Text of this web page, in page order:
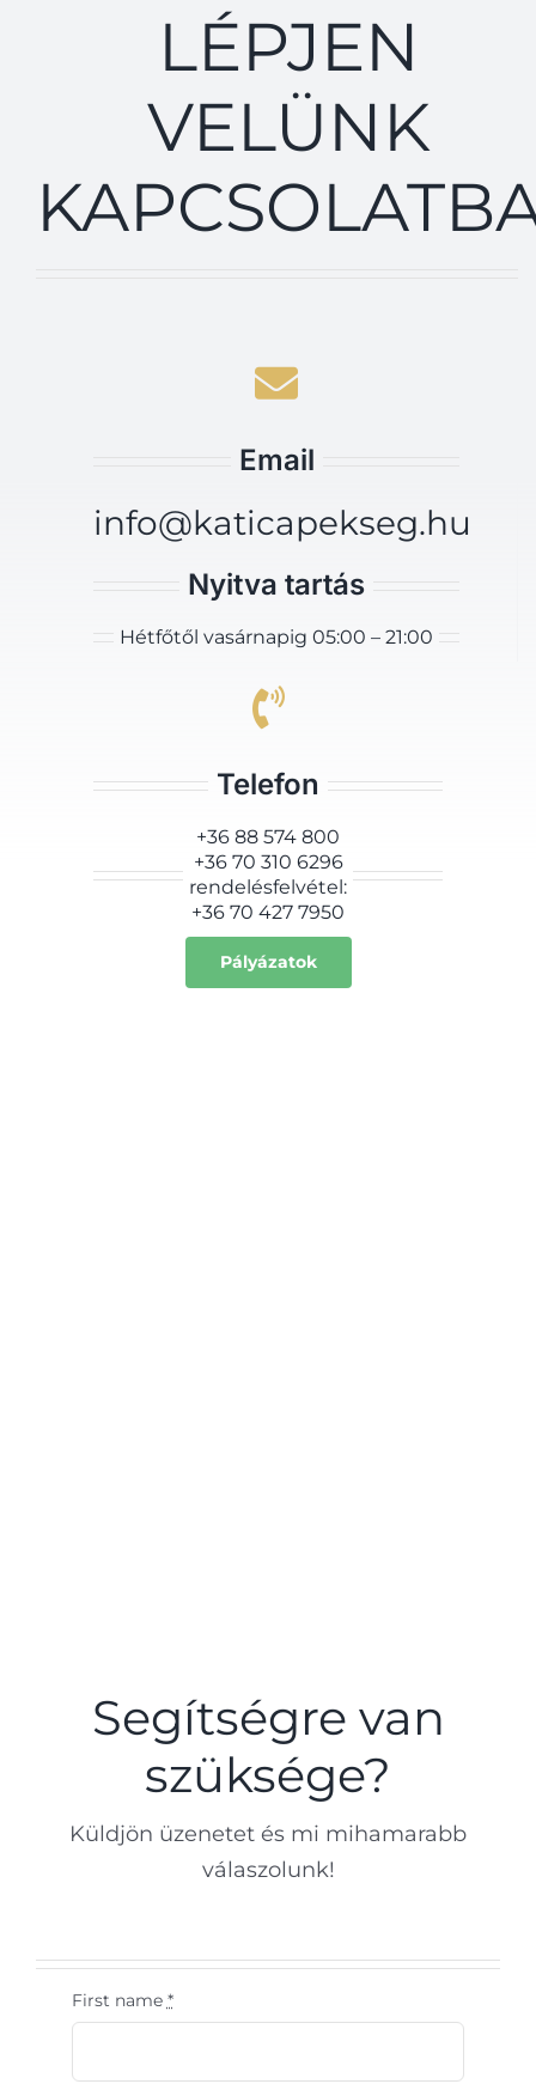
LÉPJEN
VELÜNK
Email
info@katicapekseg.hu
Nyitva tartás
Hétfőtől vasárnapig 05:00 – 21:00
Telefon
+36 88 574 800
+36 70 310 6296
rendelésfelvétel:
+36 70 427 7950
Pályázatok
Segítségre van
szüksége?
Küldjön üzenetet és mi mihamarabb
válaszolunk!
First name *